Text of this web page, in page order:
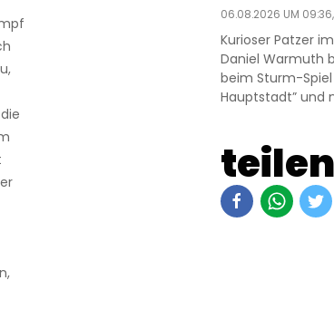
teilen
06.08.2026 UM
Kurioser Patzer
Daniel Warmuth
beim Sturm-
Hauptstadt” und